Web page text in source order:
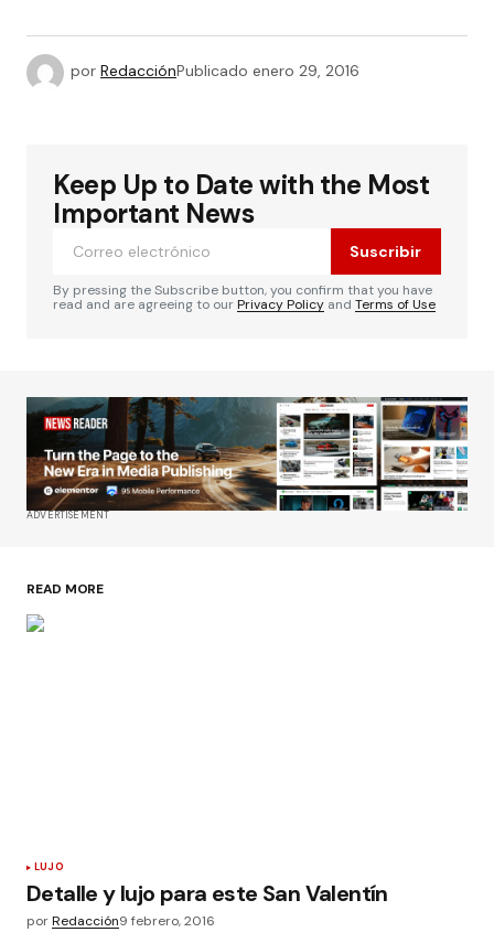
por RedacciónPublicado enero 29, 2016
Keep Up to Date with the Most
Important News
Suscribir
By pressing the Subscribe button, you confirm that you have
read and are agreeing to ourPrivacy Policy and Terms of Use
ADVERTISEMENT
READ MORE
LUJO
Detalle y lujo para este San Valentín
porRedacción9 febrero, 2016